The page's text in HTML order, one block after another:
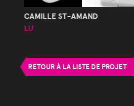
CAMILLE ST-AMAND
LU
RETOUR À LA LISTE DE PROJET